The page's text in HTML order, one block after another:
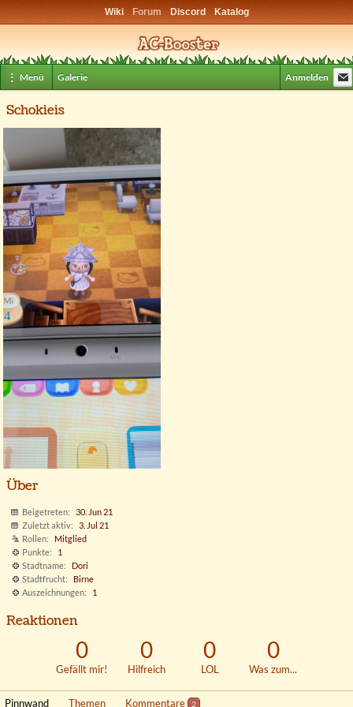
Wiki Forum Discord Katalog
⋮ Menü Galerie Anmelden
Schokieis
Über
Beigetreten
30. Jun 21
Zuletzt aktiv
3. Jul 21
Rollen
Mitglied
Punkte
1
Stadtname
Dori
Stadtfrucht
Birne
Auszeichnungen
1
Reaktionen
0
Gefällt mir!
0
Hilfreich
0
LOL
0
Was zum...
Pinnwand Themen Kommentare 2